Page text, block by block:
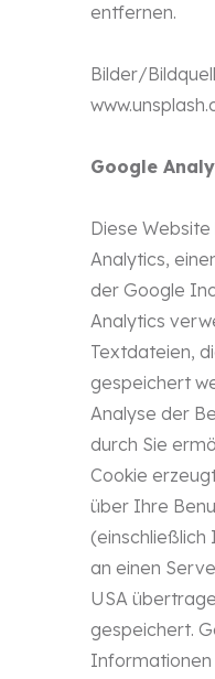
entfernen.
Bilder/
Google
Diese
Analytics,
der Google
Analytics
Textdateien,
gespeichert
Analyse der
durch Sie
Cookie
über Ihre
(einschließlich
an einen
USA
gespeichert.
Informationen